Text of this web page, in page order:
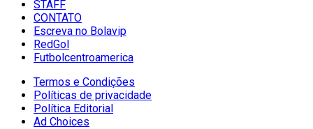
STAFF
CONTATO
Escreva no Bolavip
RedGol
Futbolcentroamerica
Termos e Condições
Políticas de privacidade
Política Editorial
Ad Choices